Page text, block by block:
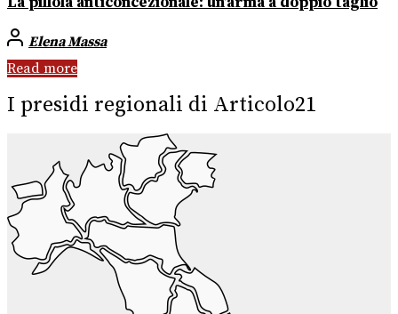
Elena Massa
Read more
I presidi regionali di Articolo21